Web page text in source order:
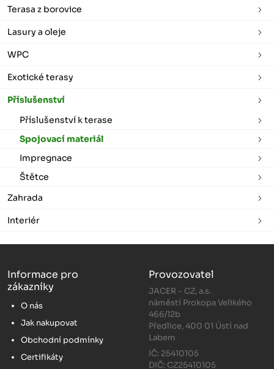
Terasa z borovice
Lasury a oleje
WPC
Exotické terasy
Příslušenství
Příslušenství k terase
Spojovací materiál
Impregnace
Štětce
Zahrada
Interiér
Informace pro
zákazníky
O nás
Jak nakupovat
Obchodní podmínky
Certifikáty
Provozovatel
JACER - CZ, a.s.
náměstí Prokopa Velikého
466/12b
Předlice, 400 01 Ústí nad
Labem
IČ: 25410105
DIČ: CZ25410105